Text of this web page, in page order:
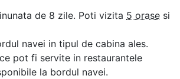
de 8 zile. Poti vizita 5 orase si
navei in tipul de cabina ales.
pot fi servite in restaurantele
la bordul navei.